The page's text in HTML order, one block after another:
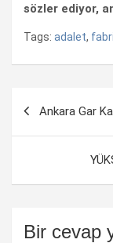
sözler ediyor,
Tags: adalet,
Ankara Gar
Bir cevap